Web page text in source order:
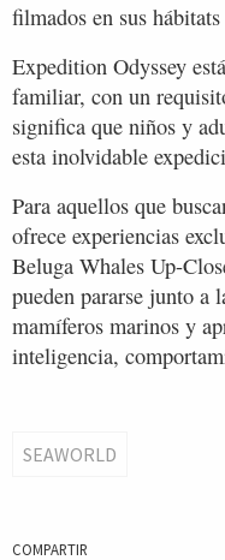
filmados en sus
Expedition Odyssey
familiar, con un
significa que niños y
esta inolvidable
Para aquellos que
ofrece experiencias
Beluga Whales Up-
pueden pararse junto a
mamíferos marinos y
inteligencia,
SEAWORLD
COMPARTIR